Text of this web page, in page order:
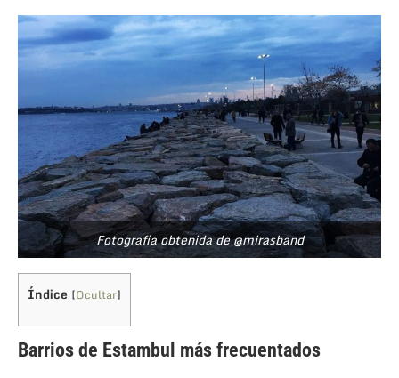
Fotografía obtenida de @mirasband
Índice [Ocultar]
Barrios de Estambul más frecuentados